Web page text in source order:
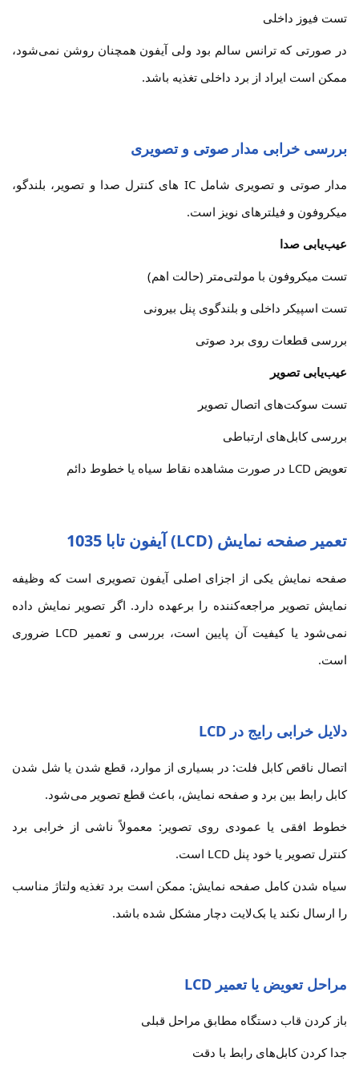
تست فیوز داخلی
در صورتی که ترانس سالم بود ولی آیفون همچنان روشن نمی‌شود،
ممکن است ایراد از برد داخلی تغذیه باشد.
بررسی خرابی مدار صوتی و تصویری
مدار صوتی و تصویری شامل IC های کنترل صدا و تصویر، بلندگو،
میکروفون و فیلترهای نویز است.
عیب‌یابی صدا
تست میکروفون با مولتی‌متر (حالت اهم)
تست اسپیکر داخلی و بلندگوی پنل بیرونی
بررسی قطعات روی برد صوتی
عیب‌یابی تصویر
تست سوکت‌های اتصال تصویر
بررسی کابل‌های ارتباطی
تعویض LCD در صورت مشاهده نقاط سیاه یا خطوط دائم
تعمیر صفحه نمایش (LCD) آیفون تابا 1035
صفحه نمایش یکی از اجزای اصلی آیفون تصویری است که وظیفه
نمایش تصویر مراجعه‌کننده را برعهده دارد. اگر تصویر نمایش داده
نمی‌شود یا کیفیت آن پایین است، بررسی و تعمیر LCD ضروری
است.
دلایل خرابی رایج در LCD
اتصال ناقص کابل فلت: در بسیاری از موارد، قطع شدن یا شل شدن
کابل رابط بین برد و صفحه نمایش، باعث قطع تصویر می‌شود.
خطوط افقی یا عمودی روی تصویر: معمولاً ناشی از خرابی برد
کنترل تصویر یا خود پنل LCD است.
سیاه شدن کامل صفحه نمایش: ممکن است برد تغذیه ولتاژ مناسب
را ارسال نکند یا بک‌لایت دچار مشکل شده باشد.
مراحل تعویض یا تعمیر LCD
باز کردن قاب دستگاه مطابق مراحل قبلی
جدا کردن کابل‌های رابط با دقت